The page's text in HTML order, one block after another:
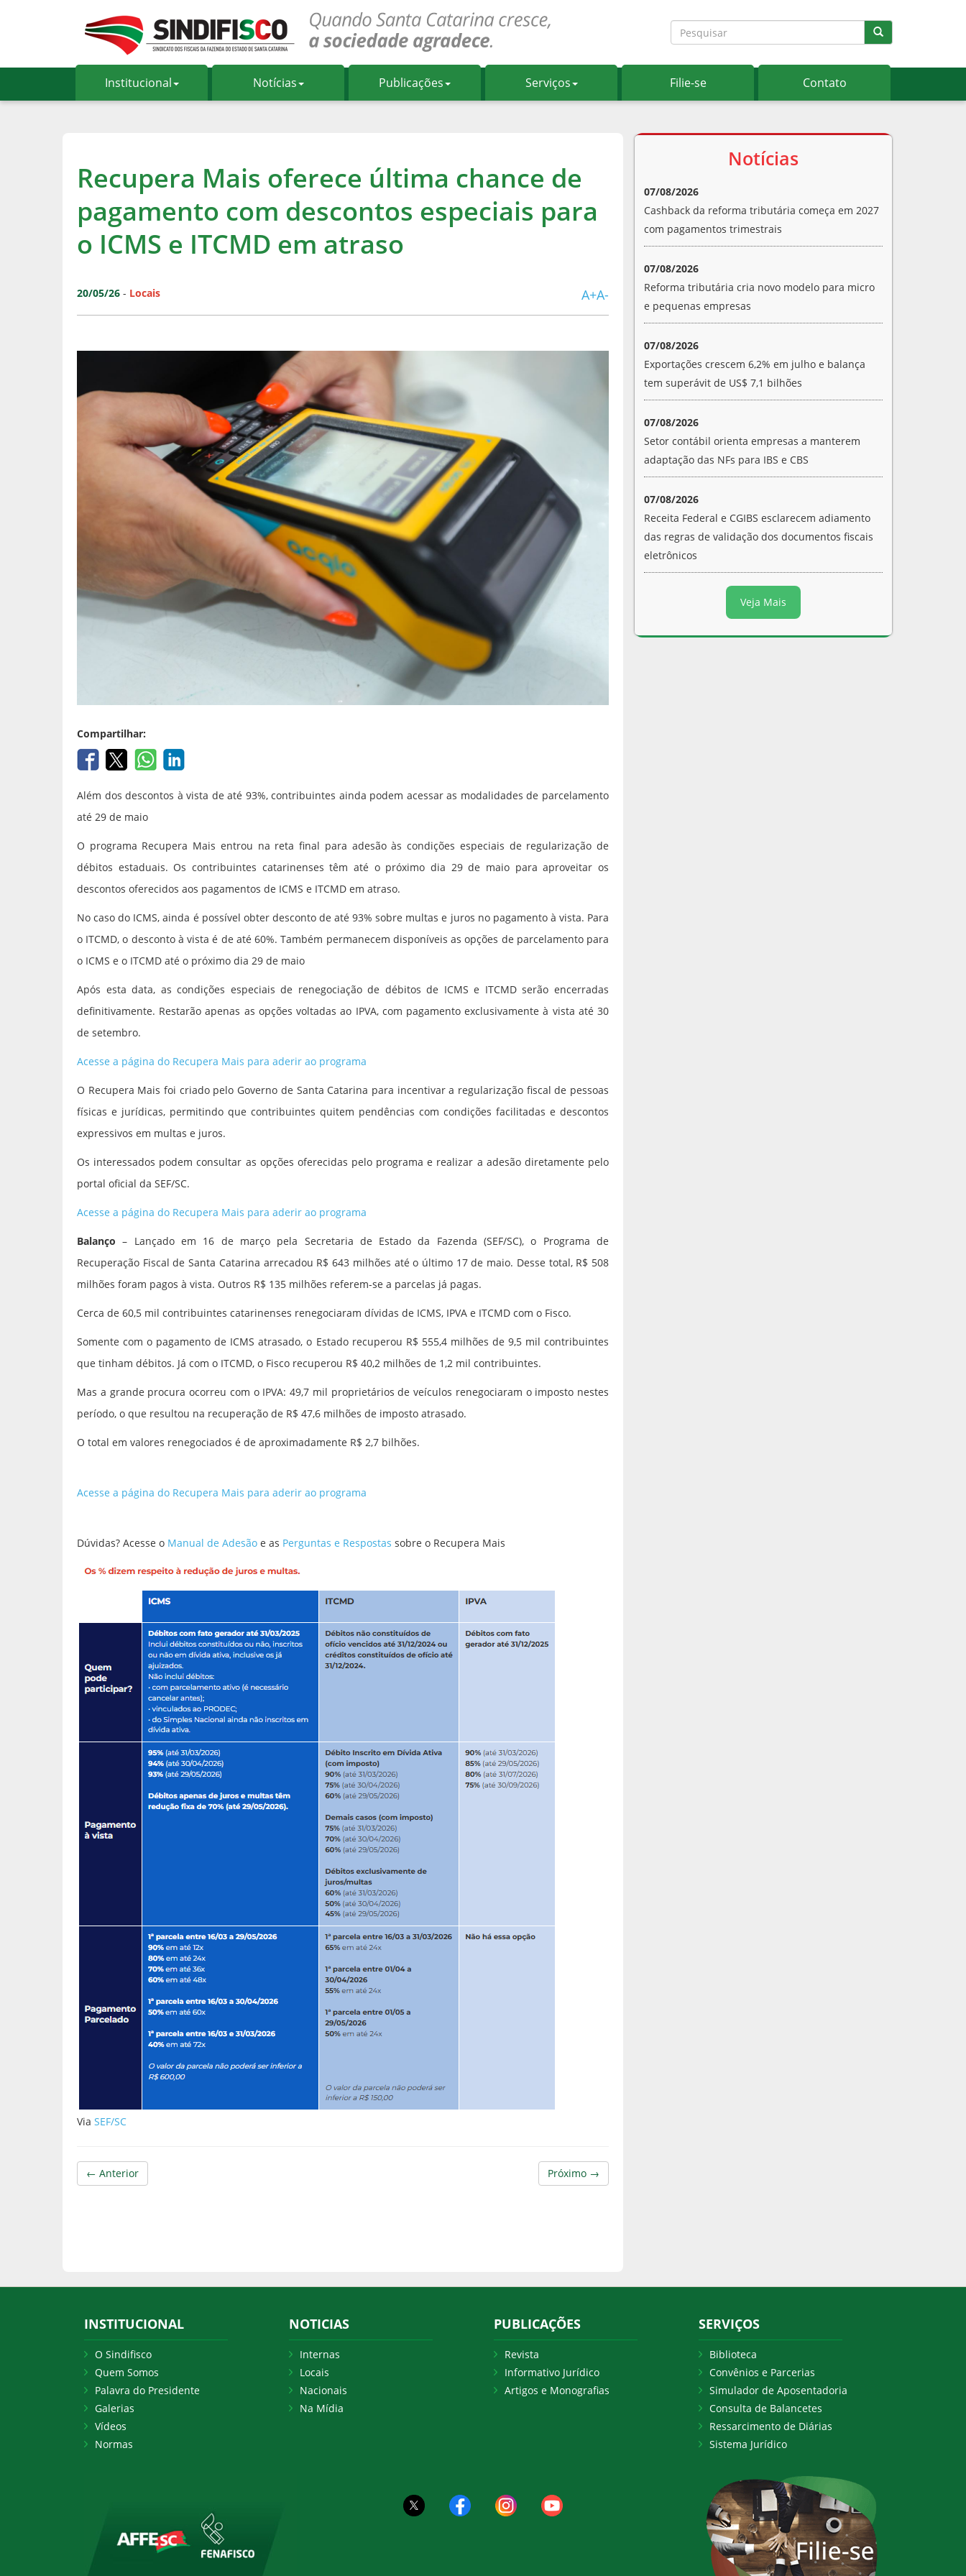
Institucional Notícias Publicações Serviços Filie-se Contato
Recupera Mais oferece última chance de
pagamento com descontos especiais para
o ICMS e ITCMD em atraso
20/05/26 - Locais A+A-
Compartilhar:
Além dos descontos à vista de até 93%, contribuintes ainda podem acessar as modalidades de parcelamento
até 29 de maio
O programa Recupera Mais entrou na reta final para adesão às condições especiais de regularização de
débitos estaduais. Os contribuintes catarinenses têm até o próximo dia 29 de maio para aproveitar os
descontos oferecidos aos pagamentos de ICMS e ITCMD em atraso.
No caso do ICMS, ainda é possível obter desconto de até 93% sobre multas e juros no pagamento à vista. Para
o ITCMD, o desconto à vista é de até 60%. Também permanecem disponíveis as opções de parcelamento para
o ICMS e o ITCMD até o próximo dia 29 de maio
Após esta data, as condições especiais de renegociação de débitos de ICMS e ITCMD serão encerradas
definitivamente. Restarão apenas as opções voltadas ao IPVA, com pagamento exclusivamente à vista até 30
de setembro.
Acesse a página do Recupera Mais para aderir ao programa
O Recupera Mais foi criado pelo Governo de Santa Catarina para incentivar a regularização fiscal de pessoas
físicas e jurídicas, permitindo que contribuintes quitem pendências com condições facilitadas e descontos
expressivos em multas e juros.
Os interessados podem consultar as opções oferecidas pelo programa e realizar a adesão diretamente pelo
portal oficial da SEF/SC.
Acesse a página do Recupera Mais para aderir ao programa
Balanço– Lançado em 16 de março pela Secretaria de Estado da Fazenda (SEF/SC), o Programa de
Recuperação Fiscal de Santa Catarina arrecadou R$ 643 milhões até o último 17 de maio. Desse total, R$ 508
milhões foram pagos à vista. Outros R$ 135 milhões referem-se a parcelas já pagas.
Cerca de 60,5 mil contribuintes catarinenses renegociaram dívidas de ICMS, IPVA e ITCMD com o Fisco.
Somente com o pagamento de ICMS atrasado, o Estado recuperou R$ 555,4 milhões de 9,5 mil contribuintes
que tinham débitos. Já com o ITCMD, o Fisco recuperou R$ 40,2 milhões de 1,2 mil contribuintes.
Mas a grande procura ocorreu com o IPVA: 49,7 mil proprietários de veículos renegociaram o imposto nestes
período, o que resultou na recuperação de R$ 47,6 milhões de imposto atrasado.
O total em valores renegociados é de aproximadamente R$ 2,7 bilhões.
Acesse a página do Recupera Mais para aderir ao programa
Dúvidas? Acesse o Manual de Adesão e as Perguntas e Respostas sobre o Recupera Mais
Via SEF/SC
Próximo →
← Anterior
Notícias
07/08/2026
Cashback da reforma tributária começa em 2027
com pagamentos trimestrais
07/08/2026
Reforma tributária cria novo modelo para micro
e pequenas empresas
07/08/2026
Exportações crescem 6,2% em julho e balança
tem superávit de US$ 7,1 bilhões
07/08/2026
Setor contábil orienta empresas a manterem
adaptação das NFs para IBS e CBS
07/08/2026
Receita Federal e CGIBS esclarecem adiamento
das regras de validação dos documentos fiscais
eletrônicos
Veja Mais
INSTITUCIONAL
O Sindifisco
Quem Somos
Palavra do Presidente
Galerias
Vídeos
Normas
NOTICIAS
Internas
Locais
Nacionais
Na Mídia
PUBLICAÇÕES
Revista
Informativo Jurídico
Artigos e Monografias
SERVIÇOS
Biblioteca
Convênios e Parcerias
Simulador de Aposentadoria
Consulta de Balancetes
Ressarcimento de Diárias
Sistema Jurídico